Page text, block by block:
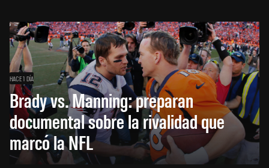
HACE 1 DÍA
Brady vs. Manning: preparan
documental sobre la rivalidad que
marcó la NFL